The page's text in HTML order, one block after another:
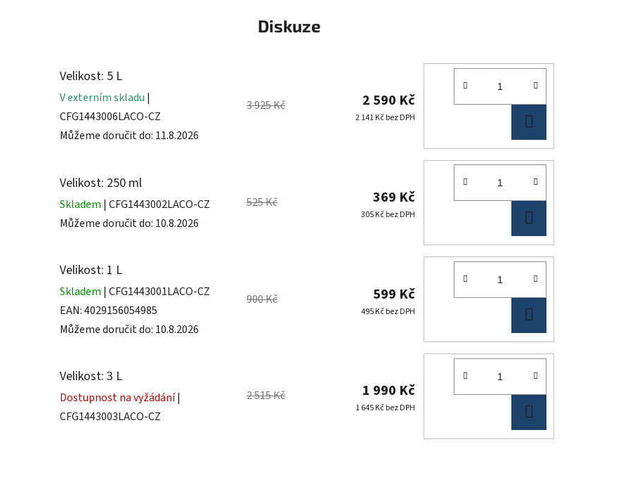
Diskuze
Velikost: 5 L
V externím skladu |
CFG1443006LACO-CZ
Můžeme doručit do: 11.8.2026
3 925 Kč 2 590 Kč
2 141 Kč bez DPH
KOŠÍKU
Velikost: 250 ml
Skladem | CFG1443002LACO-CZ
Můžeme doručit do: 10.8.2026
525 Kč 369 Kč
305 Kč bez DPH
KOŠÍKU
Velikost: 1 L
Skladem | CFG1443001LACO-CZ
EAN:4029156054985
Můžeme doručit do: 10.8.2026
900 Kč 599 Kč
495 Kč bez DPH
KOŠÍKU
Velikost: 3 L
Dostupnost na vyžádání|
CFG1443003LACO-CZ
2 515 Kč 1 990 Kč
1 645 Kč bez DPH
KOŠÍKU